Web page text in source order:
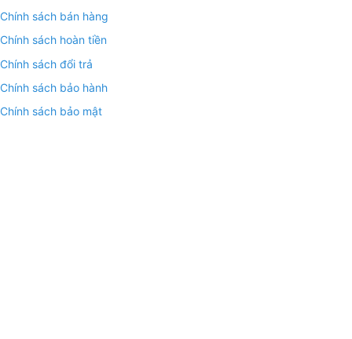
Chính sách bán hàng
Chính sách hoàn tiền
Chính sách đổi trả
Chính sách bảo hành
Chính sách bảo mật